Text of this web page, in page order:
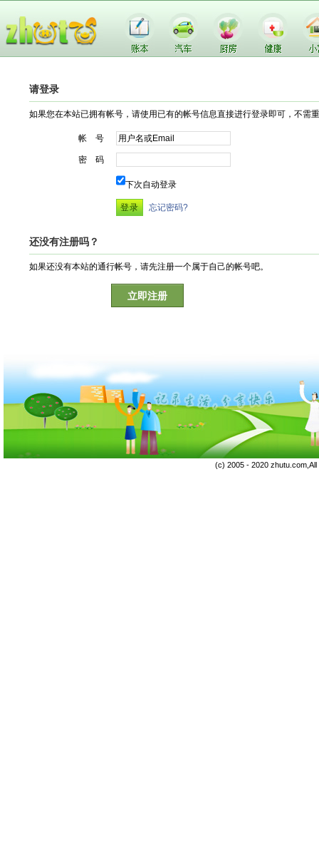
请登录
如果您在本站已拥有帐号，请使用已有的帐号信息直接进行登录即可，不需
帐 号
密 码
下次自动登录
忘记密码?
还没有注册吗？
如果还没有本站的通行帐号，请先注册一个属于自己的帐号吧。
立即注册
(c) 2005 - 2020